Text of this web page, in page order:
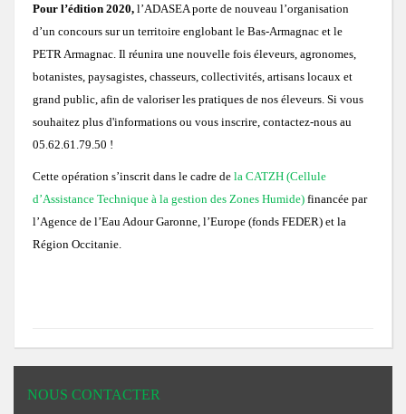
Concours général agricole des pratiques agro-écologiques Prairies et
Les 3 premiers recevront un panier garni !
Remise des prix du Concours des Pratiques Agro-écologiques 2018
Les 3 premiers recevront un trophée en bois local !
Remise des prix locale du concours prairies fleuries 2017
Une Prairie du Gers primée au Salon de l'Agriculture 2018 à Paris !
Une prairie Gersoise primée au Salon International de l'Agriculture 2017
Concours 2015
Concours des Prairies Fleuries 2015
Zoom sur le gagnant 2015
Concours 2014
Notices provisoires des territoires MAEC 2020
MAEC 2017
MAEC 2016
MAEC 2015
2016: Réunion milieux humides à L'Isle Jourdain
Pour l’édition 2020, l’ADASEA porte de nouveau l’organisation
d’un concours sur un territoire englobant le Bas-Armagnac et le
PETR Armagnac. Il réunira une nouvelle fois éleveurs, agronomes,
botanistes, paysagistes, chasseurs, collectivités, artisans locaux et
grand public, afin de valoriser les pratiques de nos éleveurs. Si vous
souhaitez plus d'informations ou vous inscrire, contactez-nous au
05.62.61.79.50 !
Cette opération s’inscrit dans le cadre de la CATZH (Cellule
d’Assistance Technique à la gestion des Zones Humide) financée par
l’Agence de l’Eau Adour Garonne, l’Europe (fonds FEDER) et la
Région Occitanie.
NOUS CONTACTER